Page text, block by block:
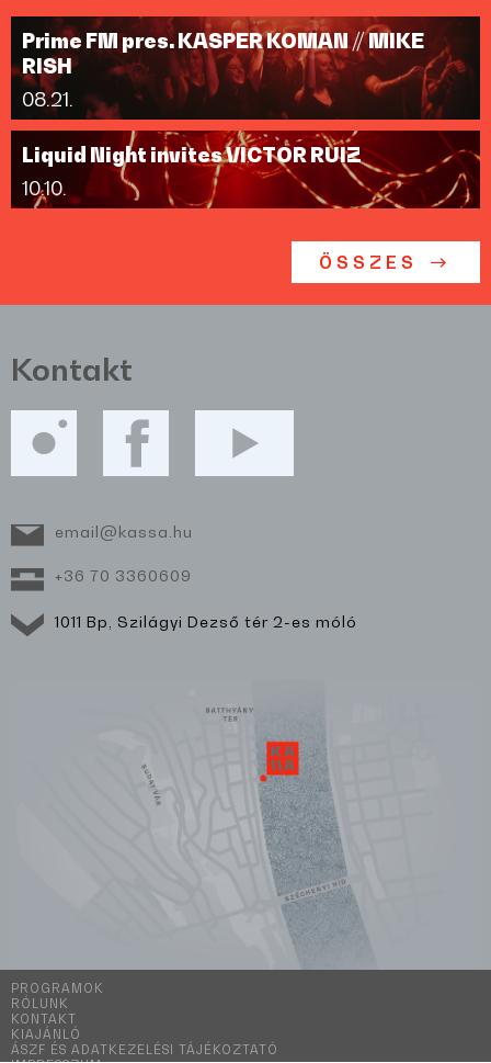
Prime FM pres. KASPER KOMAN // MIKE
RISH
08.21.
Liquid Night invites VICTOR RUIZ
10.10.
ÖSSZES
Kontakt
email@kassa.hu
+36 70 3360609
1011 Bp, Szilágyi Dezső tér 2-es móló
PROGRAMOK
RÓLUNK
KONTAKT
KIAJÁNLÓ
ÁSZF ÉS ADATKEZELÉSI TÁJÉKOZTATÓ